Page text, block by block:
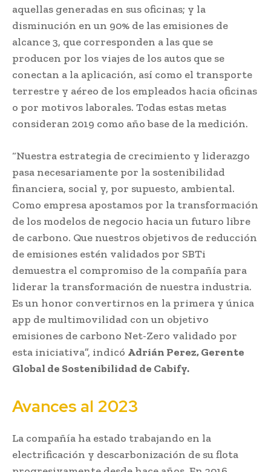
aquellas generadas en sus oficinas; y la
disminución en un 90% de las emisiones de
alcance 3, que corresponden a las que se
producen por los viajes de los autos que se
conectan a la aplicación, así como el transporte
terrestre y aéreo de los empleados hacia oficinas
o por motivos laborales. Todas estas metas
consideran 2019 como año base de la medición.
“Nuestra estrategia de crecimiento y liderazgo
pasa necesariamente por la sostenibilidad
financiera, social y, por supuesto, ambiental.
Como empresa apostamos por la transformación
de los modelos de negocio hacia un futuro libre
de carbono. Que nuestros objetivos de reducción
de emisiones estén validados por SBTi
demuestra el compromiso de la compañía para
liderar la transformación de nuestra industria.
Es un honor convertirnos en la primera y única
app de multimovilidad con un objetivo
emisiones de carbono Net-Zero validado por
esta iniciativa”, indicó Adrián Perez, Gerente
Global de Sostenibilidad de Cabify.
Avances al 2023
La compañía ha estado trabajando en la
electrificación y descarbonización de su flota